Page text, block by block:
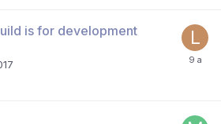
is for development